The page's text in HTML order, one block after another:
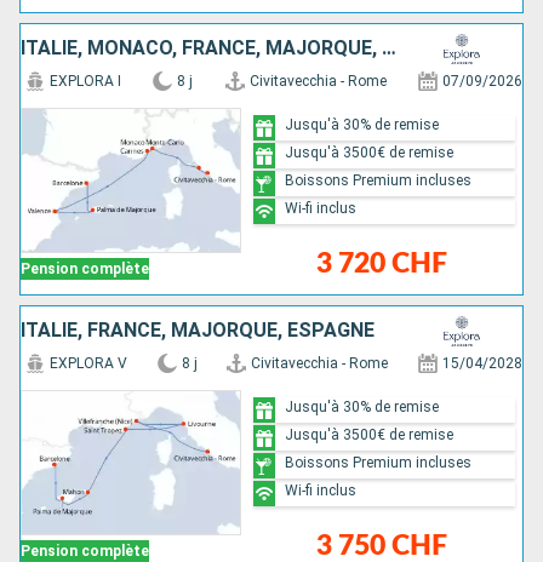
ITALIE, MONACO, FRANCE, MAJORQUE, ESPAGNE
Pension complète
EXPLORA I 8 j Civitavecchia - Rome 07/09/2026
3 720 CHF
Jusqu'à 30% de remise
Jusqu'à 3500€ de remise
Boissons Premium incluses
Wi-fi inclus
ITALIE, FRANCE, MAJORQUE, ESPAGNE
Pension complète
EXPLORA V 8 j Civitavecchia - Rome 15/04/2028
3 750 CHF
Jusqu'à 30% de remise
Jusqu'à 3500€ de remise
Boissons Premium incluses
Wi-fi inclus